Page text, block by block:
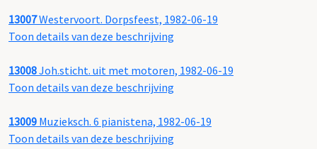
13007Westervoort. Dorpsfeest, 1982-06-19
Toon details van deze beschrijving
13008Joh.sticht. uit met motoren, 1982-06-19
Toon details van deze beschrijving
13009 Muzieksch. 6 pianistena, 1982-06-19
Toon details van deze beschrijving